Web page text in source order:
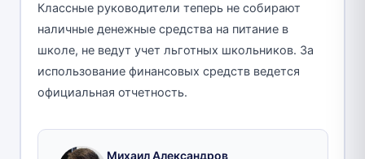
Классные руководители теперь не собирают
наличные денежные средства на питание в
школе, не ведут учет льготных школьников. За
использование финансовых средств ведется
официальная отчетность.
Михаил Александров